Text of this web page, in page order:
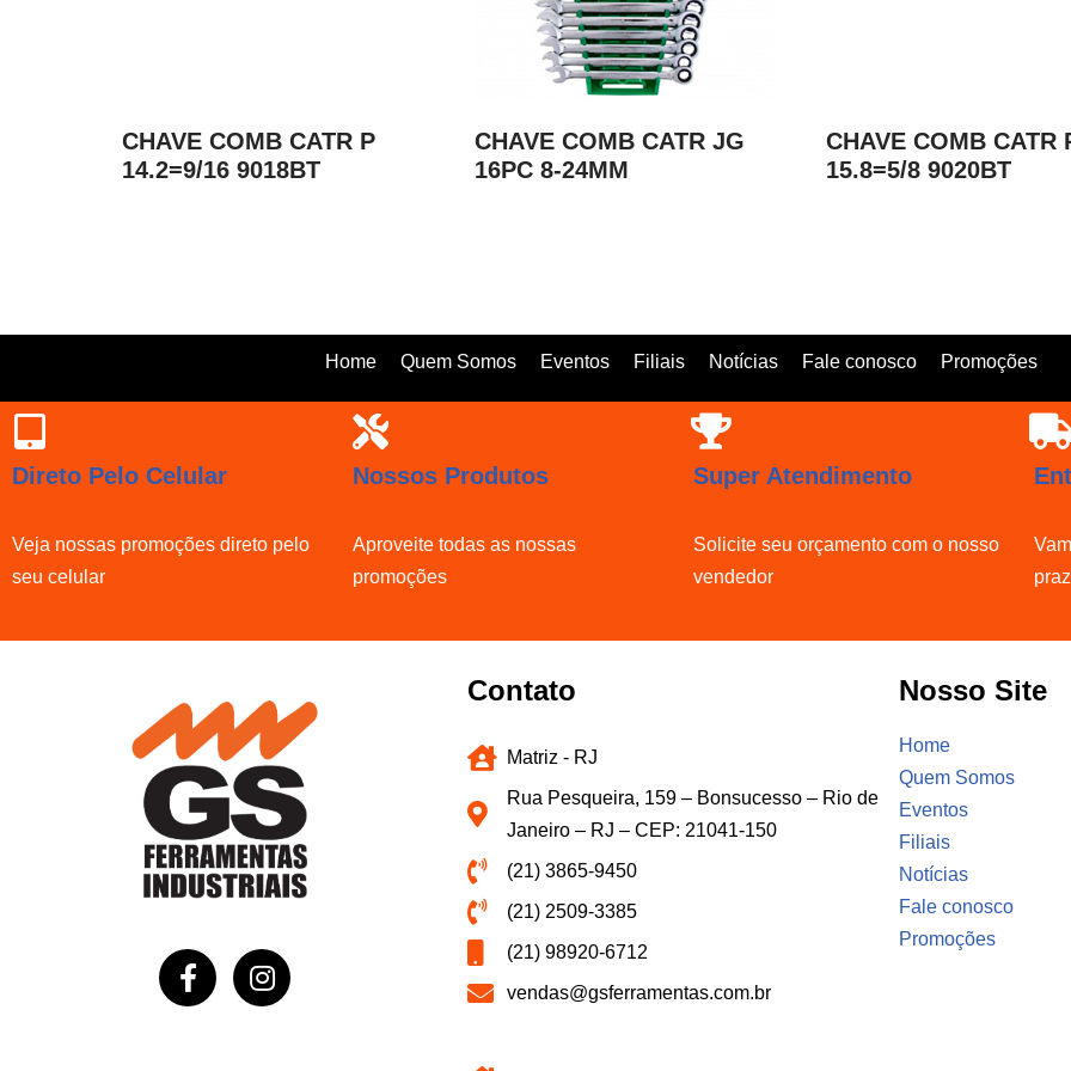
CHAVE COMB CATR P
14.2=9/16 9018BT
CHAVE COMB CATR JG
16PC 8-24MM
CHAVE COMB CATR
15.8=5/8 9020BT
Home Quem Somos Eventos Filiais Notícias Fale conosco Promoções
Direto Pelo Celular
Veja nossas promoções direto pelo
seu celular
Nossos Produtos
Aproveite todas as nossas
promoções
Super Atendimento
Solicite seu orçamento com o nosso
vendedor
Contato
Matriz - RJ
Rua Pesqueira, 159 – Bonsucesso – Rio de
Janeiro – RJ – CEP: 21041-150
(21) 3865-9450
(21) 2509-3385
(21) 98920-6712
vendas@gsferramentas.com.br
Nosso Site
Home
Quem Somos
Eventos
Filiais
Notícias
Fale conosco
Promoções